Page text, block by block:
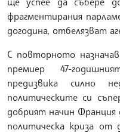
фрагментирания
догодина, отбелязват
С повторното
премиер 47-
предизвика силно
политическите си
добрият начин Франция
политическа криза